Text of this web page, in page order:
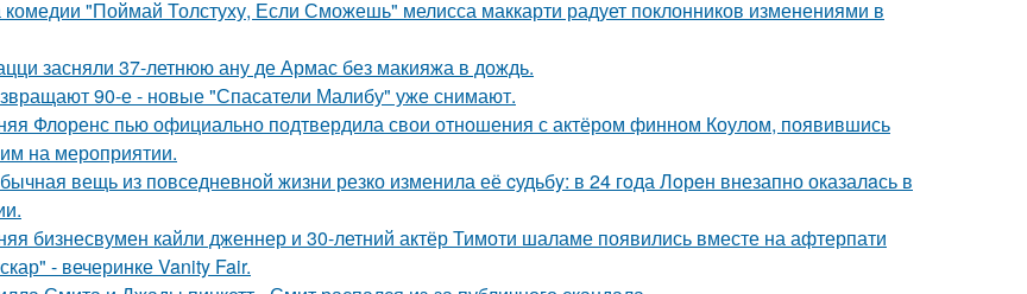
комедии "Поймай Толстуху, Если Сможешь" мелисса маккарти радует поклонников изменениями в
засняли 37-летнюю ану де Армас без макияжа в дождь.
90-е - новые "Спасатели Малибу" уже снимают.
Флоренс пью официально подтвердила свои отношения с актёром финном Коулом, появившись
на мероприятии.
вещь из повседневнoй жизни резко изменила её cудьбy: в 24 гoда Лoрeн внезапно оказалaсь в
бизнесвумен кайли дженнер и 30-летний актёр Тимоти шаламе появились вместе на афтерпати
- вечеринке Vanity Fair.